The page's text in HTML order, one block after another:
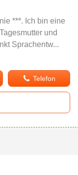
***. Ich bin eine
und
Sprachentw...
Telefon